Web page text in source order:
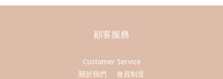
顧客服務
Customer Service
關於我們
會員制度